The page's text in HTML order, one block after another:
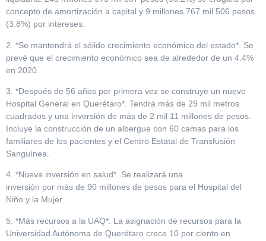
concepto de amortización a capital y 9 millones 767 mil 506 pesos
(3.8%) por intereses.
2. *Se mantendrá el sólido crecimiento económico del estado*. Se
prevé que el crecimiento económico sea de alrededor de un 4.4%
en 2020.
3. *Después de 56 años por primera vez se construye un nuevo
Hospital General en Querétaro*. Tendrá más de 29 mil metros
cuadrados y una inversión de más de 2 mil 11 millones de pesos.
Incluye la construcción de un albergue con 60 camas para los
familiares de los pacientes y el Centro Estatal de Transfusión
Sanguínea.
4. *Nueva inversión en salud*. Se realizará una
inversión por más de 90 millones de pesos para el Hospital del
Niño y la Mujer.
5. *Más recursos a la UAQ*. La asignación de recursos para la
Universidad Autónoma de Querétaro crece 10 por ciento en